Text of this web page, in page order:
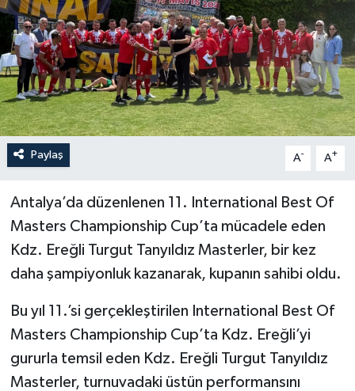
Paylaş A- A+
Antalya’da düzenlenen 11. International Best Of
Masters Championship Cup’ta mücadele eden
Kdz. Ereğli Turgut Tanyıldız Masterler, bir kez
daha şampiyonluk kazanarak, kupanın sahibi oldu.
Bu yıl 11.’si gerçekleştirilen International Best Of
Masters Championship Cup’ta Kdz. Ereğli’yi
gururla temsil eden Kdz. Ereğli Turgut Tanyıldız
Masterler, turnuvadaki üstün performansını
Devrek
Özel
Mesaj
Dergim
Haber Arşivi